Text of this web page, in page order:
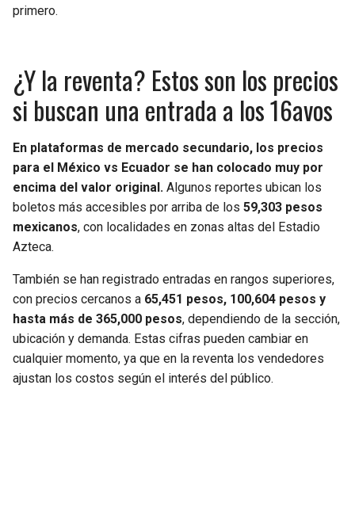
primero.
¿Y la reventa? Estos son los precios
si buscan una entrada a los 16avos
En plataformas de mercado secundario, los precios
para el México vs Ecuador se han colocado muy por
encima del valor original. Algunos reportes ubican los
boletos más accesibles por arriba de los 59,303 pesos
mexicanos, con localidades en zonas altas del Estadio
Azteca.
También se han registrado entradas en rangos superiores,
con precios cercanos a 65,451 pesos, 100,604 pesos y
hasta más de 365,000 pesos, dependiendo de la sección,
ubicación y demanda. Estas cifras pueden cambiar en
cualquier momento, ya que en la reventa los vendedores
ajustan los costos según el interés del público.